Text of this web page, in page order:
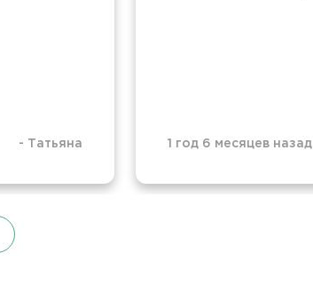
- Татьяна 1 год 6 месяцев назад